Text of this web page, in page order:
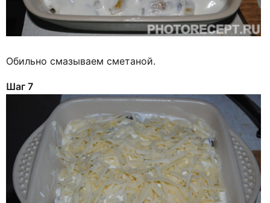
Обильно смазываем сметаной.
Шаг 7